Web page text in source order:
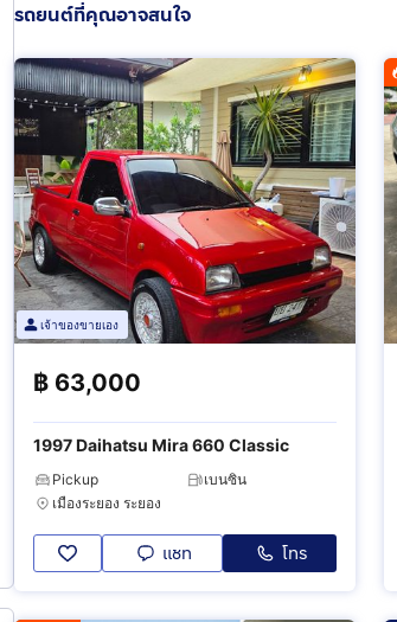
รถยนต์ที่คุณอาจสนใจ
เจ้าของขายเอง
฿ 63,000
1997 Daihatsu Mira 660 Classic
Pickup
เบนซิน
เมืองระยอง ระยอง
แชท โทร